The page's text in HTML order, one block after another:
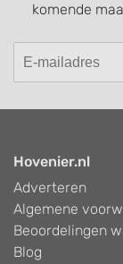
komende
Hovenier.nl
Adverteren
Algemene
Beoordelingen
Blog